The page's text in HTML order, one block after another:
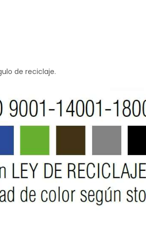
de reciclaje.